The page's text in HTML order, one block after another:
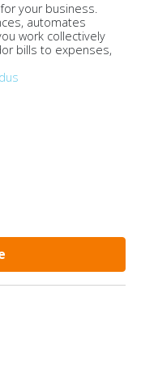
your business.
automates
work collectively
bills to expenses,